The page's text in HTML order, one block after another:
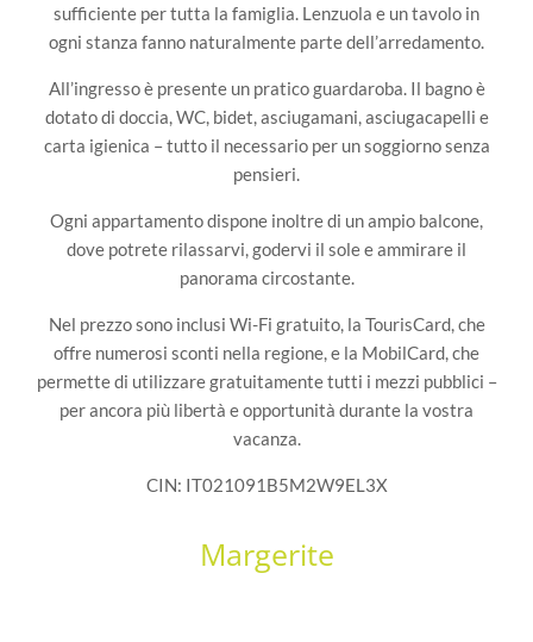
sufficiente per tutta la famiglia. Lenzuola e un tavolo in
ogni stanza fanno naturalmente parte dell’arredamento.
All’ingresso è presente un pratico guardaroba. Il bagno è
dotato di doccia, WC, bidet, asciugamani, asciugacapelli e
carta igienica – tutto il necessario per un soggiorno senza
pensieri.
Ogni appartamento dispone inoltre di un ampio balcone,
dove potrete rilassarvi, godervi il sole e ammirare il
panorama circostante.
Nel prezzo sono inclusi Wi-Fi gratuito, la TourisCard, che
offre numerosi sconti nella regione, e la MobilCard, che
permette di utilizzare gratuitamente tutti i mezzi pubblici –
per ancora più libertà e opportunità durante la vostra
vacanza.
CIN: IT021091B5M2W9EL3X
Margerite